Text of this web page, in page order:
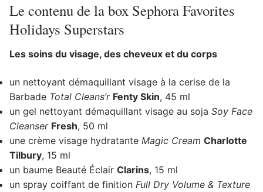
Le contenu de la box Sephora Favorites
Holidays Superstars
Les soins du visage, des cheveux et du corps
un nettoyant démaquillant visage à la cerise de la
Barbade Total Cleans’r Fenty Skin, 45 ml
un gel nettoyant démaquillant visage au soja Soy Face
Cleanser Fresh, 50 ml
une crème visage hydratante Magic Cream Charlotte
Tilbury, 15 ml
un baume Beauté Éclair Clarins, 15 ml
un spray coiffant de finition Full Dry Volume & Texture